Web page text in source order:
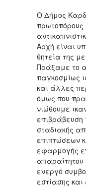
Ο Δήμος
Αρχή είναι
θητεία της
Πράξαμε το
παγκοσμίως
και άλλες
όμως που
νιώθουμε
επιβράβευση
σταδιακής
επιπτώσεων
εφαρμογής
απαραίτητου
ενεργό
εστίασης